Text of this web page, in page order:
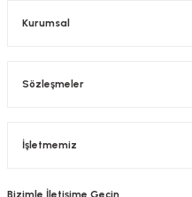
Kurumsal
Sözleşmeler
İşletmemiz
Bizimle İletişime Geçin